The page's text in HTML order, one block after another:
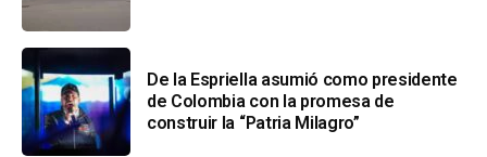
De la Espriella asumió como presidente
de Colombia con la promesa de
construir la “Patria Milagro”